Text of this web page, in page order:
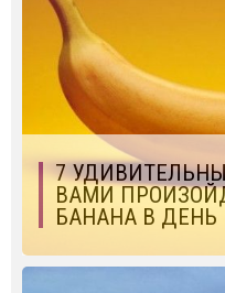
7
ВАМИ
БАНАНА В ДЕНЬ